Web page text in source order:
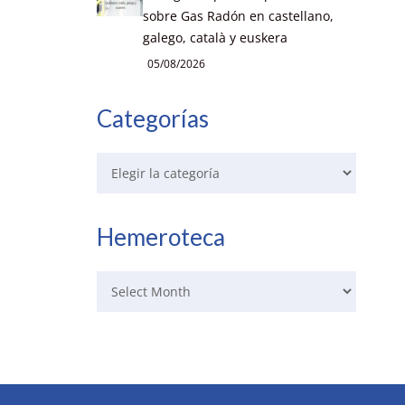
sobre Gas Radón en castellano,
galego, català y euskera
05/08/2026
Categorías
Hemeroteca